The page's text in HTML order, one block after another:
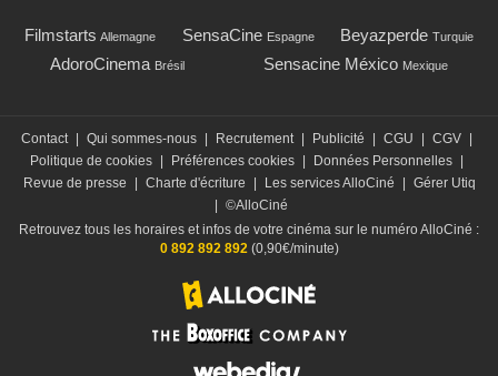
Filmstarts Allemagne SensaCine Espagne Beyazperde Turquie
AdoroCinema Brésil Sensacine México Mexique
Contact Qui sommes-nous Recrutement Publicité CGU CGV
Politique de cookies
Préférences cookies Données Personnelles
Revue de presse
Charte d'écriture Les services AlloCiné
Gérer Utiq
©AlloCiné
Retrouvez tous les horaires et infos de votre cinéma sur le numéro AlloCiné :
0 892 892 892(0,90€/minute)